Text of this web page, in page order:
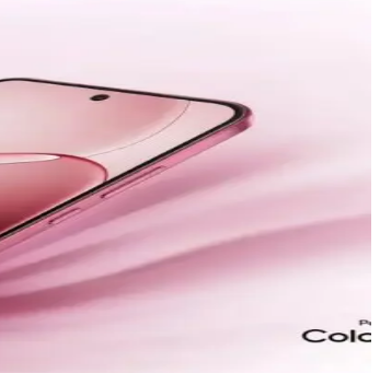
يبدأ من 1252
اوبو A6 برو، بشريحتي اتصال الجيل الرابع، 8 جيجا رام، 256 جيجا - أحمر
جنيه